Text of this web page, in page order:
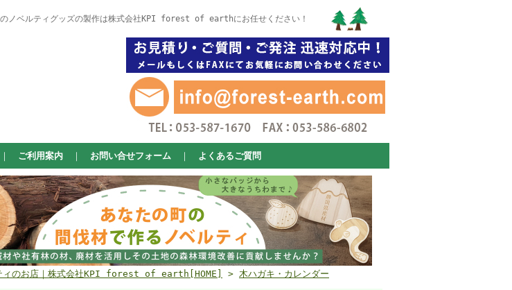
のノベルティグッズの製作は株式会社KPI forest of earthにお任せください！
｜ ご利用案内 ｜ お問い合せフォーム ｜ よくあるご質問
ィのお店｜株式会社KPI forest of earth[HOME] > 木ハガキ・カレンダー